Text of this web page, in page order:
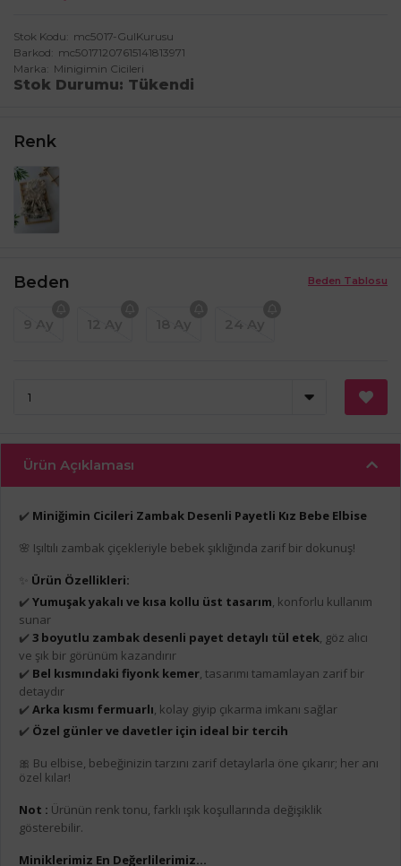
Stok Kodu
mc5017-GulKurusu
Barkod
mc50171207615141813971
Marka
Minigimin Cicileri
Stok Durumu Tükendi
Renk
Beden Tablosu
Beden
Ürün Açıklaması
✔️ Miniğimin Cicileri Zambak Desenli Payetli Kız Bebe Elbise
🌸 Işıltılı zambak çiçekleriyle bebek şıklığında zarif bir dokunuş!
Ürün Özellikleri:
✔️ Yumuşak yakalı ve kısa kollu üst tasarım, konforlu kullanım
sunar
✔️ 3 boyutlu zambak desenli payet detaylı tül etek, göz alıcı
ve şık bir görünüm kazandırır
✔️ Bel kısmındaki fiyonk kemer, tasarımı tamamlayan zarif bir
detaydır
✔️ Arka kısmı fermuarlı, kolay giyip çıkarma imkanı sağlar
✔️ Özel günler ve davetler için ideal bir tercih
🎀 Bu elbise, bebeğinizin tarzını zarif detaylarla öne çıkarır; her anı
özel kılar!
Not : Ürünün renk tonu, farklı ışık koşullarında değişiklik
gösterebilir.
Miniklerimiz En Değerlilerimiz...